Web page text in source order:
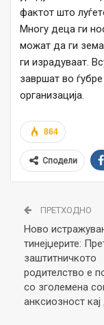
фактот што
Многу деца ги
можат да ги
ги израдуваат.
завршат во
организација.
864
Сподели
ПРЕТХОДНО
Ново
тинејџерите:
заштитничкото
родителство е
со зголемена
анксиозност